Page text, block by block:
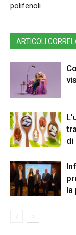
polifenoli
ARTICOLI
di
la